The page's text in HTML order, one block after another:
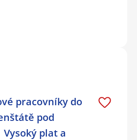
pracovníky do
pod
plat a